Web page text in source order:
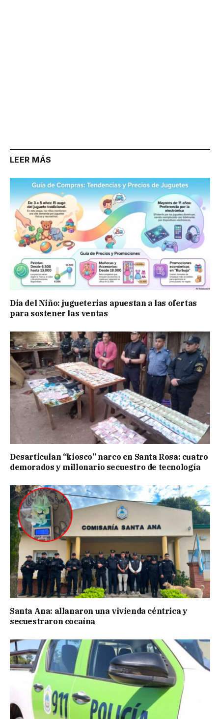
LEER MÁS
Día del Niño: jugueterías apuestan a las ofertas
para sostener las ventas
Desarticulan “kiosco” narco en Santa Rosa: cuatro
demorados y millonario secuestro de tecnología
Santa Ana: allanaron una vivienda céntrica y
secuestraron cocaína